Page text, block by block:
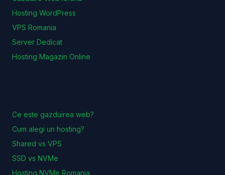
Hosting WordPress
VPS Romania
Server Dedicat
Hosting Magazin Online
Ce este gazduirea web?
Cum alegi un hosting?
Shared vs VPS
SSD vs NVMe
Hosting NVMe Romania